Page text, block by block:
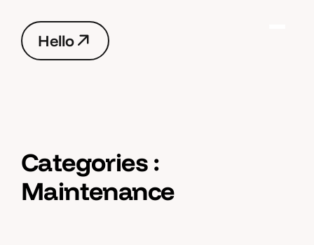
Hello
Hello
Categories :
Maintenance